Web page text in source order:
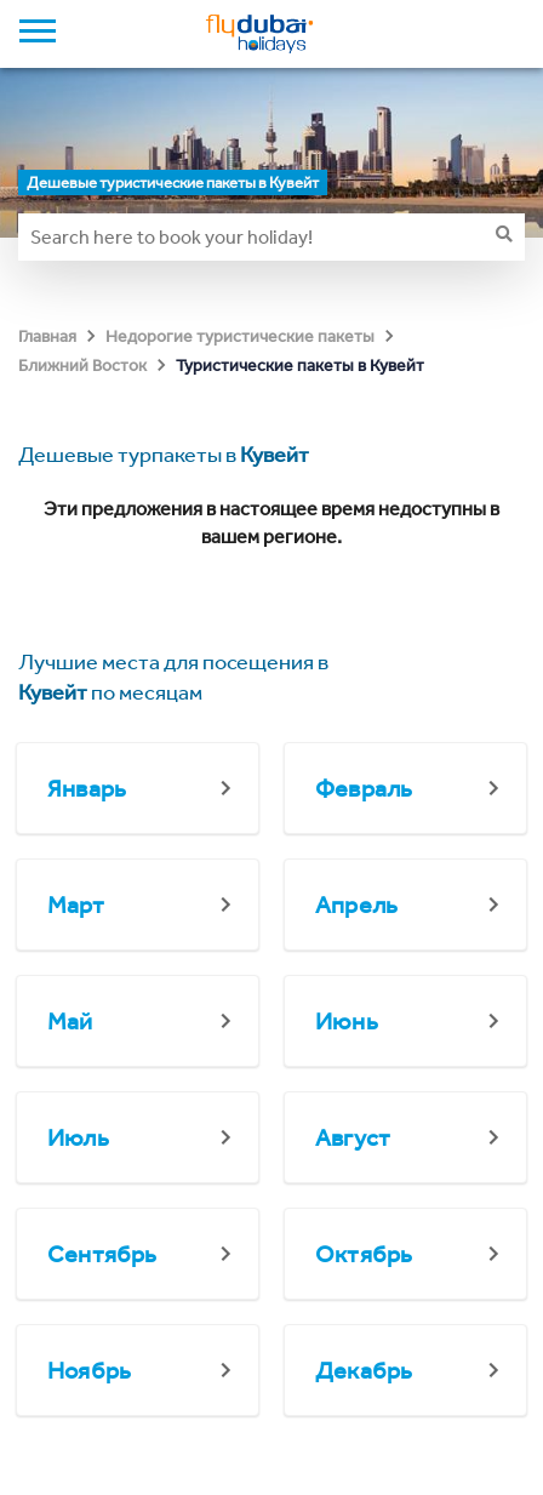
Дешевые туристические пакеты в Кувейт
Главная
Недорогие туристические пакеты
Ближний Восток
Туристические пакеты в Кувейт
Дешевые турпакеты вКувейт
Эти предложения в настоящее время недоступны в
вашем регионе.
Лучшие места для посещения в
Кувейтпо месяцам
Январь Февраль
Март Апрель
Май Июнь
Июль Август
Сентябрь Октябрь
Ноябрь Декабрь